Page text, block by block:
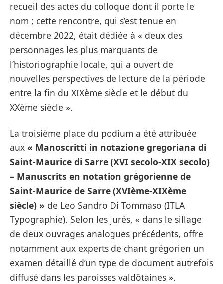
recueil des actes du colloque dont il porte le
nom ; cette rencontre, qui s’est tenue en
décembre 2022, était dédiée à « deux des
personnages les plus marquants de
l’historiographie locale, qui a ouvert de
nouvelles perspectives de lecture de la période
entre la fin du XIXème siècle et le début du
XXème siècle ».
La troisième place du podium a été attribuée
aux « Manoscritti in notazione gregoriana di
Saint-Maurice di Sarre (XVI secolo-XIX secolo)
– Manuscrits en notation grégorienne de
Saint-Maurice de Sarre (XVIème-XIXème
siècle) » de Leo Sandro Di Tommaso (ITLA
Typographie). Selon les jurés, « dans le sillage
de deux ouvrages analogues précédents, offre
notamment aux experts de chant grégorien un
examen détaillé d’un type de document autrefois
diffusé dans les paroisses valdôtaines ».